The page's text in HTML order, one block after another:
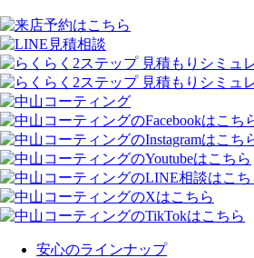
安心のラインナップ